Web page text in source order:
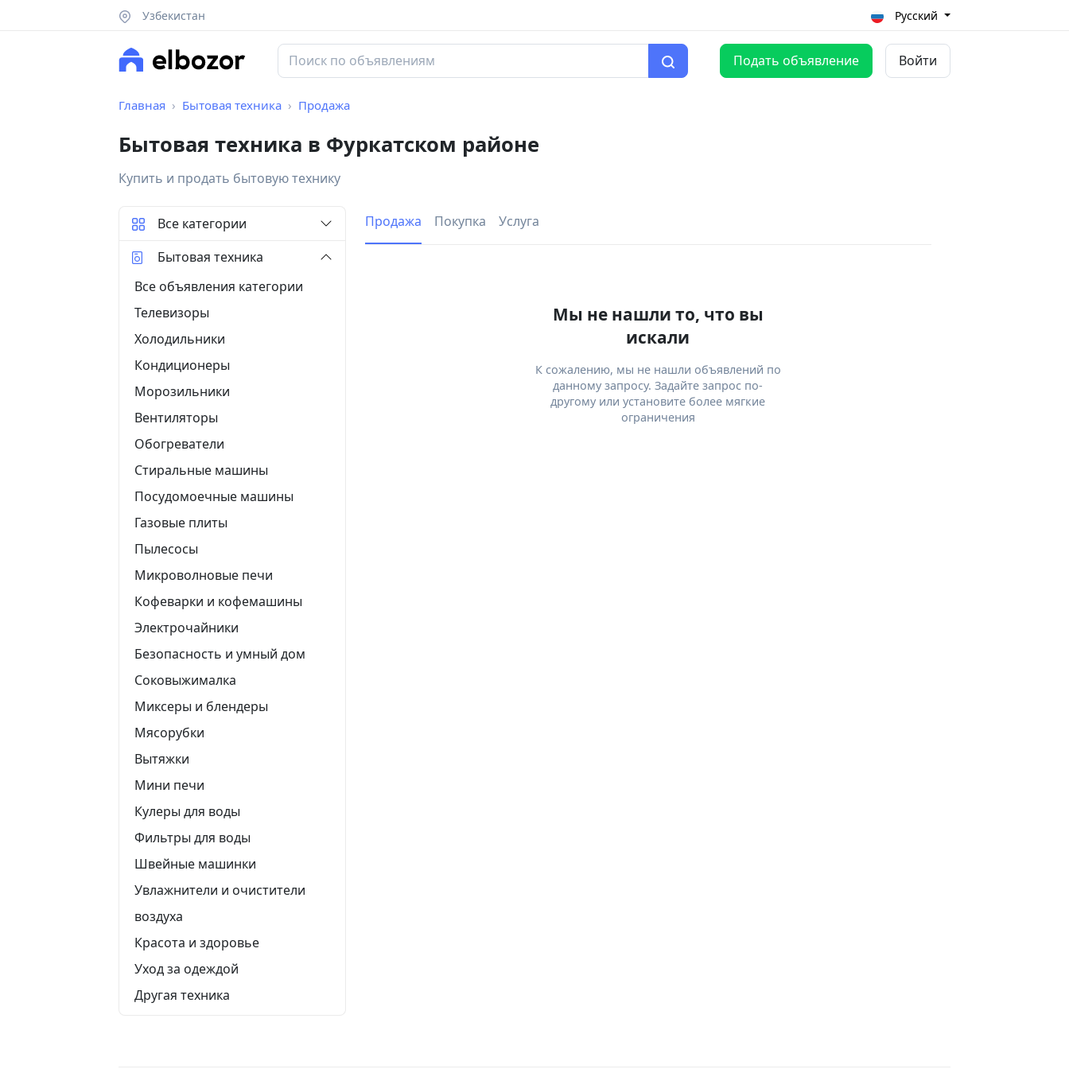
Узбекистан Русский
Подать объявление Войти
Главная Бытовая техника Продажа
Бытовая техника в Фуркатском районе
Купить и продать бытовую технику
Продажа Покупка Услуга
Мы не нашли то, что вы
искали
К сожалению, мы не нашли объявлений по
данному запросу. Задайте запрос по-
другому или установите более мягкие
ограничения
Все категории
Бытовая техника
Все объявления категории
Телевизоры
Холодильники
Кондиционеры
Морозильники
Вентиляторы
Обогреватели
Стиральные машины
Посудомоечные машины
Газовые плиты
Пылесосы
Микроволновые печи
Кофеварки и кофемашины
Электрочайники
Безопасность и умный дом
Соковыжималка
Миксеры и блендеры
Мясорубки
Вытяжки
Мини печи
Кулеры для воды
Фильтры для воды
Швейные машинки
Увлажнители и очистители
воздуха
Красота и здоровье
Уход за одеждой
Другая техника